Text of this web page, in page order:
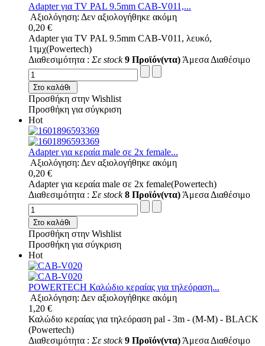
Adapter για TV PAL 9.5mm CAB-V011,...
Αξιολόγηση: Δεν αξιολογήθηκε ακόμη
0,20 €
Adapter για TV PAL 9.5mm CAB-V011, λευκό,
1τμχ(Powertech)
Διαθεσιμότητα : Σε stock 9 Προϊόν(ντα) Άμεσα Διαθέσιμο
Στο καλάθι
Προσθήκη στην Wishlist
Προσθήκη για σύγκριση
Hot
Adapter για κεραία male σε 2x female...
Αξιολόγηση: Δεν αξιολογήθηκε ακόμη
0,20 €
Adapter για κεραία male σε 2x female(Powertech)
Διαθεσιμότητα : Σε stock 8 Προϊόν(ντα) Άμεσα Διαθέσιμο
Στο καλάθι
Προσθήκη στην Wishlist
Προσθήκη για σύγκριση
Hot
POWERTECH Καλώδιο κεραίας για τηλεόραση...
Αξιολόγηση: Δεν αξιολογήθηκε ακόμη
1,20 €
Καλώδιο κεραίας για τηλεόραση pal - 3m - (M-M) - BLACK
(Powertech)
Διαθεσιμότητα : Σε stock 9 Προϊόν(ντα) Άμεσα Διαθέσιμο